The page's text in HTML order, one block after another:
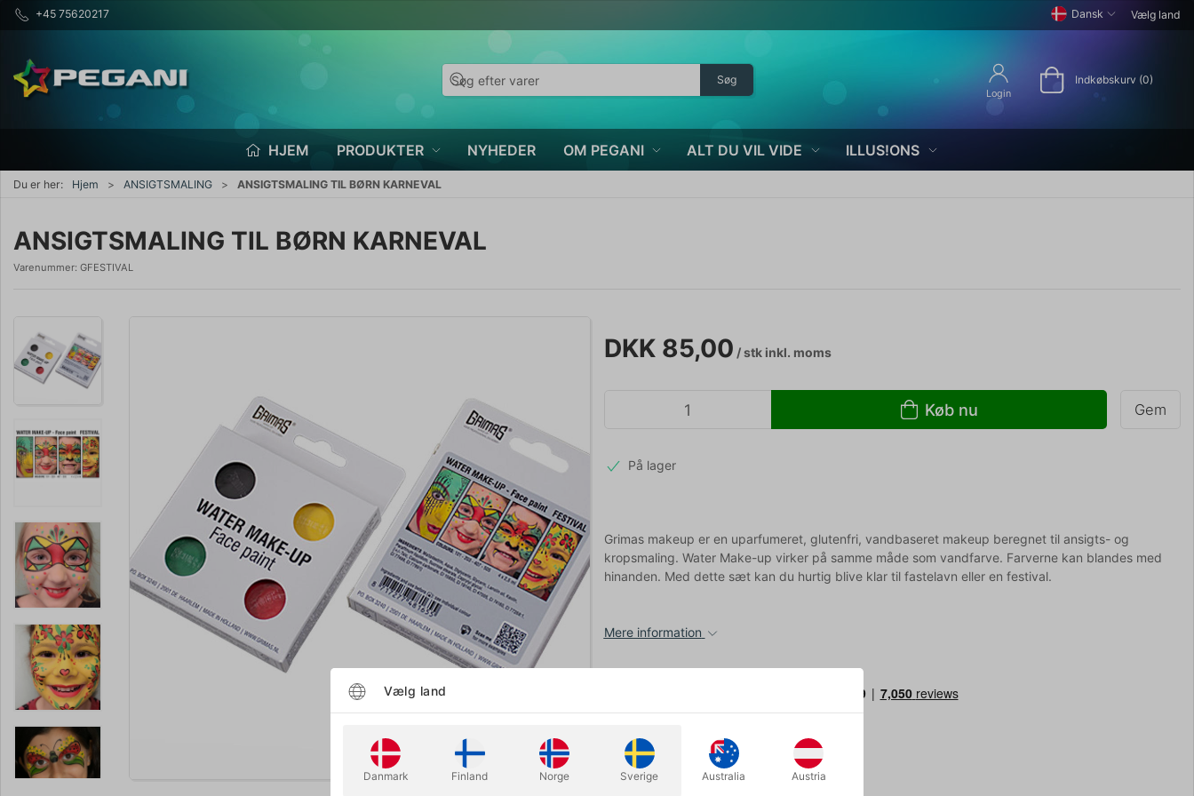
+45 75620217 Dansk Vælg land
Søg
Login
Indkøbskurv (0)
HJEM PRODUKTER NYHEDER OM PEGANI ALT DU VIL VIDE ILLUS!ONS
Du er her: Hjem ANSIGTSMALING ANSIGTSMALING TIL BØRN KARNEVAL
ANSIGTSMALING TIL BØRN KARNEVAL
Varenummer: GFESTIVAL
Forstør
DKK 85,00 / stkinkl. moms
Køb nu Gem
På lager
Grimas makeup er en uparfumeret, glutenfri, vandbaseret makeup beregnet til ansigts- og
kropsmaling. Water Make-up virker på samme måde som vandfarve. Farverne kan blandes med
hinanden. Med dette sæt kan du hurtig blive klar til fastelavn eller en festival.
Mere information
Vælg land
Danmark Finland Norge Sverige Australia Austria